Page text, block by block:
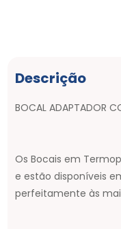
Descrição
BOCAL ADAPTADOR
Os Bocais em
e estão disponíveis
perfeitamente às